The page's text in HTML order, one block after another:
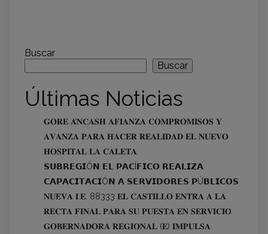
Buscar
Buscar
Últimas Noticias
𝐆𝐎𝐑𝐄 𝐀́𝐍𝐂𝐀𝐒𝐇 𝐀𝐅𝐈𝐀𝐍𝐙𝐀 𝐂𝐎𝐌𝐏𝐑𝐎𝐌𝐈𝐒𝐎𝐒 𝐘
𝐀𝐕𝐀𝐍𝐙𝐀 𝐏𝐀𝐑𝐀 𝐇𝐀𝐂𝐄𝐑 𝐑𝐄𝐀𝐋𝐈𝐃𝐀𝐃 𝐄𝐋 𝐍𝐔𝐄𝐕𝐎
𝐇𝐎𝐒𝐏𝐈𝐓𝐀𝐋 𝐋𝐀 𝐂𝐀𝐋𝐄𝐓𝐀
𝗦𝗨𝗕𝗥𝗘𝗚𝗜Ó𝗡 𝗘𝗟 𝗣𝗔𝗖Í𝗙𝗜𝗖𝗢 𝗥𝗘𝗔𝗟𝗜𝗭𝗔
𝗖𝗔𝗣𝗔𝗖𝗜𝗧𝗔𝗖𝗜Ó𝗡 𝗔 𝗦𝗘𝗥𝗩𝗜𝗗𝗢𝗥𝗘𝗦 𝗣Ú𝗕𝗟𝗜𝗖𝗢𝗦
𝐍𝐔𝐄𝐕𝐀 𝐈.𝐄. 88333 𝐄𝐋 𝐂𝐀𝐒𝐓𝐈𝐋𝐋𝐎 𝐄𝐍𝐓𝐑𝐀 𝐀 𝐋𝐀
𝐑𝐄𝐂𝐓𝐀 𝐅𝐈𝐍𝐀𝐋 𝐏𝐀𝐑𝐀 𝐒𝐔 𝐏𝐔𝐄𝐒𝐓𝐀 𝐄𝐍 𝐒𝐄𝐑𝐕𝐈𝐂𝐈𝐎
𝐆𝐎𝐁𝐄𝐑𝐍𝐀𝐃𝐎𝐑𝐀 𝐑𝐄𝐆𝐈𝐎𝐍𝐀𝐋 (𝐄) 𝐈𝐌𝐏𝐔𝐋𝐒𝐀